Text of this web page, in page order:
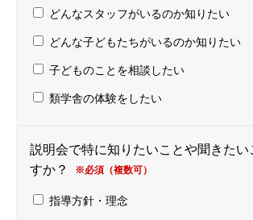
類学舎とは
どんなスタッフがいるのか知りたい
どんな子どもたちがいるのか知りたい
子どものことを相談したい
類学舎の体験をしたい
説明会で特に知りたいことや聞きたい
すか？
※必須（複数可）
指導方針・理念